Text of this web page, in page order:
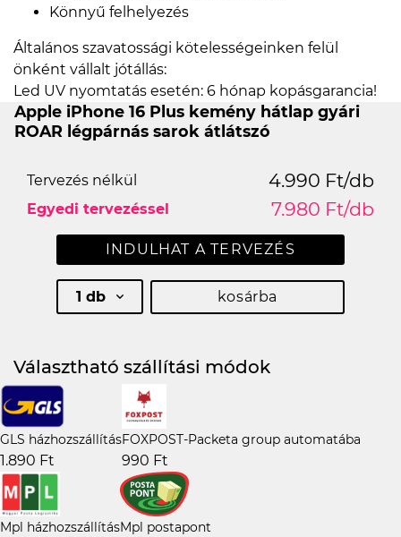
Könnyű felhelyezés
Általános szavatossági kötelességeinken felül
önként vállalt jótállás:
Led UV nyomtatás esetén: 6 hónap kopásgarancia!
Apple iPhone 16 Plus kemény hátlap gyári
ROAR légpárnás sarok átlátszó
Tervezés nélkül 4.990 Ft/db
Egyedi tervezéssel 7.980 Ft/db
INDULHAT A TERVEZÉS
1 db kosárba
Választható szállítási módok
GLS házhozszállítás
1.890 Ft
FOXPOST-Packeta group automatába
990 Ft
Mpl házhozszállításMpl postapont